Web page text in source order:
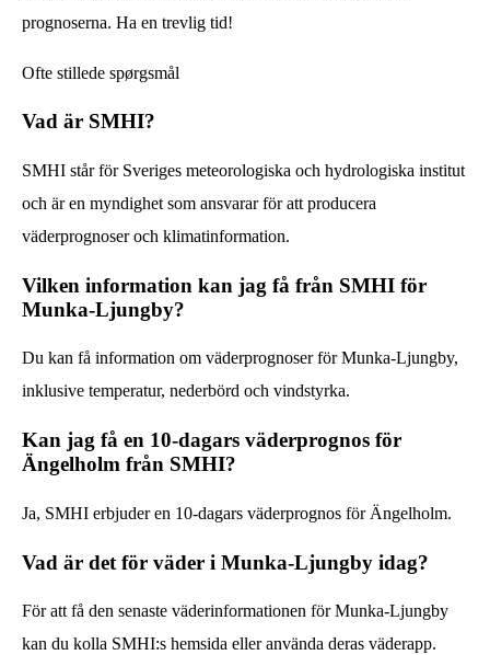
prognoserna. Ha en trevlig tid!
Ofte stillede spørgsmål
Vad är SMHI?
SMHI står för Sveriges meteorologiska och hydrologiska institut
och är en myndighet som ansvarar för att producera
väderprognoser och klimatinformation.
Vilken information kan jag få från SMHI för
Munka-Ljungby?
Du kan få information om väderprognoser för Munka-Ljungby,
inklusive temperatur, nederbörd och vindstyrka.
Kan jag få en 10-dagars väderprognos för
Ängelholm från SMHI?
Ja, SMHI erbjuder en 10-dagars väderprognos för Ängelholm.
Vad är det för väder i Munka-Ljungby idag?
För att få den senaste väderinformationen för Munka-Ljungby
kan du kolla SMHI:s hemsida eller använda deras väderapp.